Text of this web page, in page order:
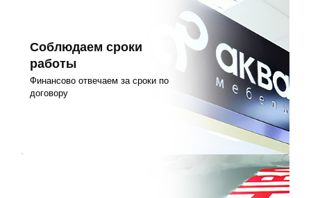
Соблюдаем сроки
работы
Финансово отвечаем за сроки по
договору